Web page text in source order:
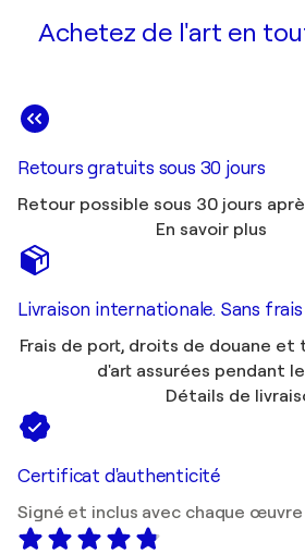
Achetez de l'art en
Retours gratuits sous 30 jours
Retour possible sous 30 jours
En savoir plus
Livraison internationale. Sans
Frais de port, droits de douane et
d'art assurées pendant
Détails de
Certificat d'authenticité
Signé et inclus avec chaque